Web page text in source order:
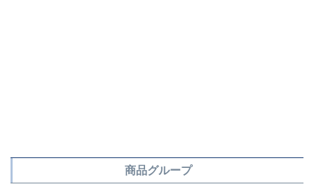
商品グループ